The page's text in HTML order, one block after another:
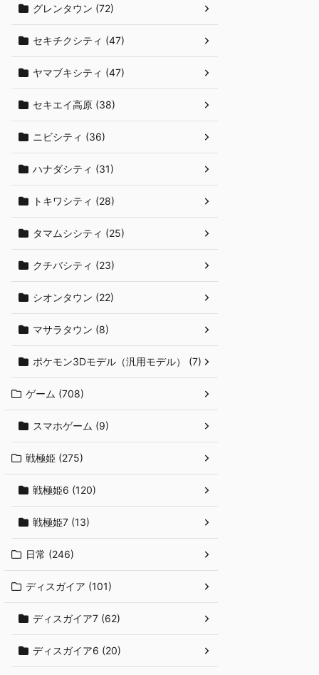
グレンタウン (72)
セキチクシティ (47)
ヤマブキシティ (47)
セキエイ高原 (38)
ニビシティ (36)
ハナダシティ (31)
トキワシティ (28)
タマムシシティ (25)
クチバシティ (23)
シオンタウン (22)
マサラタウン (8)
ポケモン3Dモデル（汎用モデル） (7)
ゲーム (708)
スマホゲーム (9)
戦極姫 (275)
戦極姫6 (120)
戦極姫7 (13)
日常 (246)
ディスガイア (101)
ディスガイア7 (62)
ディスガイア6 (20)